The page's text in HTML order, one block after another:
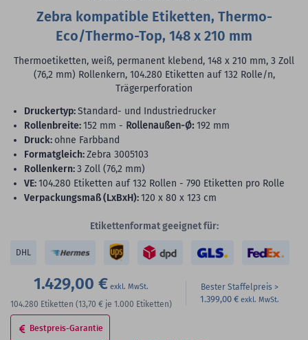
Zebra kompatible Etiketten, Thermo-
Eco/Thermo-Top, 148 x 210 mm
Thermoetiketten, weiß, permanent klebend, 148 x 210 mm, 3 Zoll
(76,2 mm) Rollenkern, 104.280 Etiketten auf 132 Rolle/n,
Trägerperforation
Druckertyp:Standard- und Industriedrucker
Rollenbreite:152 mm - Rollenaußen-Ø: 192 mm
Druck: ohne Farbband
Formatgleich:Zebra 3005103
Rollenkern:3 Zoll (76,2 mm)
VE:104.280 Etiketten auf 132 Rollen - 790 Etiketten pro Rolle
Verpackungsmaß (LxBxH):120 x 80 x 123 cm
Etikettenformat geeignet für:
DHL
1.429,00 €
104.280 Etiketten (13,70 € je 1.000 Etiketten)
Bester Staffelpreis
1.399,00 €
Bestpreis-Garantie